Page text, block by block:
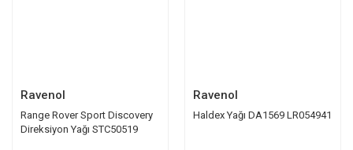
Ravenol
Range Rover Sport Discovery
Direksiyon Yağı STC50519
Ravenol
Haldex Yağı DA1569 LR054941